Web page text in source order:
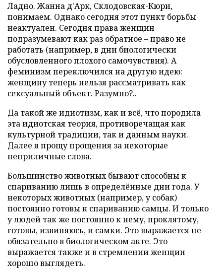
Ладно. Жанна д'Арк, Склодовская-Кюри,
понимаем. Однако сегодня этот пункт борьбы
неактуален. Сегодня права женщин
подразумевают как раз обратное – право не
работать (например, в дни биологически
обусловленного плохого самочувствия). А
феминизм переключился на другую идею:
женщину теперь нельзя рассматривать как
сексуальный объект. Разумно?..
Да такой же идиотизм, как и всё, что породила
эта идиотская теория, противоречащая как
культурной традиции, так и данным науки.
Далее я прощу прощения за некоторые
неприличные слова.
Большинство животных бывают способны к
спариванию лишь в определённые дни года. У
некоторых животных (например, у собак)
постоянно готовы к спариванию самцы. И только
у людей так же постоянно к нему, проклятому,
готовы, извиняюсь, и самки. Это выражается не
обязательно в биологическом акте. Это
выражается также и в стремлении женщин
хорошо выглядеть.